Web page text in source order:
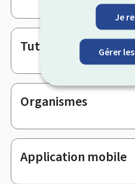
Je
Gérer
Tutoriels
Organismes
Application mobile